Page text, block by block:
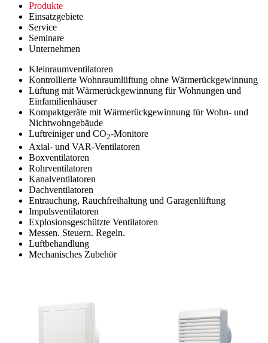
Produkte
Einsatzgebiete
Service
Seminare
Unternehmen
Kleinraumventilatoren
Kontrollierte Wohnraumlüftung ohne Wärmerückgewinnung
Lüftung mit Wärmerückgewinnung für Wohnungen und
Einfamilienhäuser
Kompaktgeräte mit Wärmerückgewinnung für Wohn- und
Nichtwohngebäude
Luftreiniger und CO2-Monitore
Axial- und VAR-Ventilatoren
Boxventilatoren
Rohrventilatoren
Kanalventilatoren
Dachventilatoren
Entrauchung, Rauchfreihaltung und Garagenlüftung
Impulsventilatoren
Explosionsgeschützte Ventilatoren
Messen. Steuern. Regeln.
Luftbehandlung
Mechanisches Zubehör